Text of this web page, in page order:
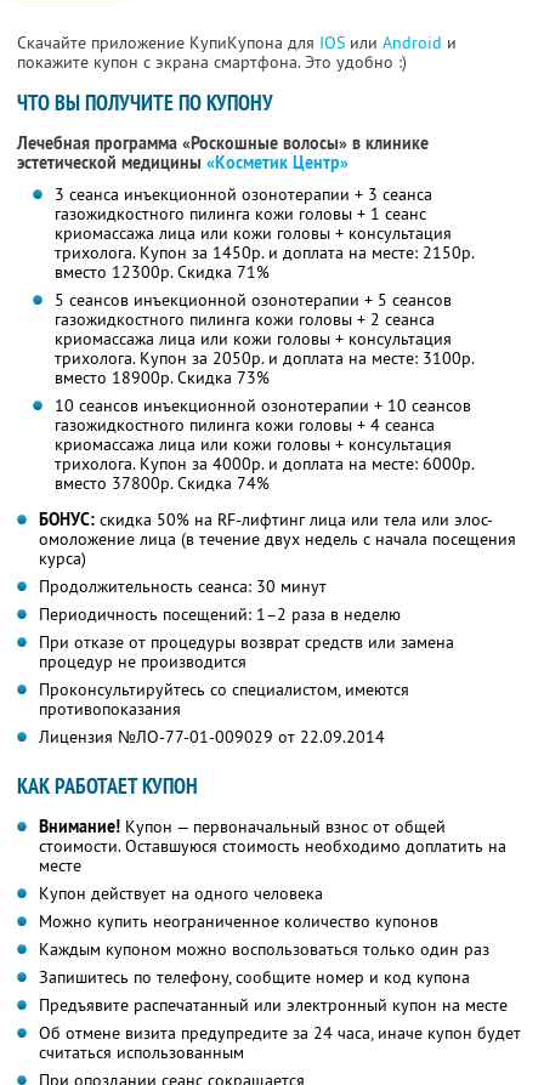
Скачайте приложение КупиКупона для IOS или Android и
покажите купон с экрана смартфона. Это удобно :)
ЧТО ВЫ ПОЛУЧИТЕ ПО КУПОНУ
Лечебная программа «Роскошные волосы» в клинике
эстетической медицины «Косметик Центр»
3 сеанса инъекционной озонотерапии + 3 сеанса
газожидкостного пилинга кожи головы + 1 сеанс
криомассажа лица или кожи головы + консультация
трихолога. Купон за 1450р. и доплата на месте: 2150р.
вместо 12300р. Скидка 71%
5 сеансов инъекционной озонотерапии + 5 сеансов
газожидкостного пилинга кожи головы + 2 сеанса
криомассажа лица или кожи головы + консультация
трихолога. Купон за 2050р. и доплата на месте: 3100р.
вместо 18900р. Скидка 73%
10 сеансов инъекционной озонотерапии + 10 сеансов
газожидкостного пилинга кожи головы + 4 сеанса
криомассажа лица или кожи головы + консультация
трихолога. Купон за 4000р. и доплата на месте: 6000р.
вместо 37800р. Скидка 74%
БОНУС: скидка 50% на RF-лифтинг лица или тела или элос-
омоложение лица (в течение двух недель с начала посещения
курса)
Продолжительность сеанса: 30 минут
Периодичность посещений: 1–2 раза в неделю
При отказе от процедуры возврат средств или замена
процедур не производится
Проконсультируйтесь со специалистом, имеются
противопоказания
Лицензия №ЛО-77-01-009029 от 22.09.2014
КАК РАБОТАЕТ КУПОН
Внимание! Купон — первоначальный взнос от общей
стоимости. Оставшуюся стоимость необходимо доплатить на
месте
Купон действует на одного человека
Можно купить неограниченное количество купонов
Каждым купоном можно воспользоваться только один раз
Запишитесь по телефону, сообщите номер и код купона
Предъявите распечатанный или электронный купон на месте
Об отмене визита предупредите за 24 часа, иначе купон будет
считаться использованным
При опоздании сеанс сокращается